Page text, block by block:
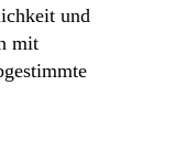
und
mit